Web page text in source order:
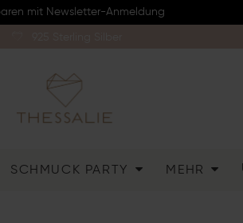
mit Newsletter-Anmeldung
SCHMUCK PARTY MEHR